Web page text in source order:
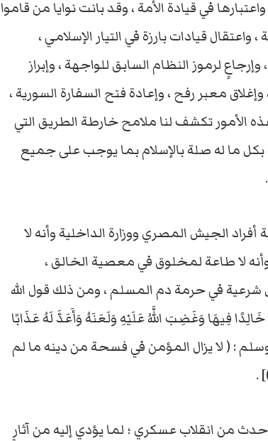
في قيادة الأمة ، وقد بانت نوايا من قاموا
قيادات بارزة في التيار الإسلامي ،
لرموز النظام السابق للواجهة ، وإبراز
معبر رفح ، وإعادة فتح السفارة السورية ،
الأمور تكشف لنا ملامح خارطة الطريق التي
ما له صلة بالإسلام بما يوجب على جميع
الجيش المصري ووزارة الداخلية وأنه لا
لا طاعة لمخلوق في معصية الخالق ،
في حرمة دم المسلم ، ومن ذلك قول الله
فِيهَا وَغَضِبَ اللَّهُ عَلَيْهِ وَلَعَنَهُ وَأَعَدَّ لَهُ عَذَابًا
عليه وآله وسلم : ( لا يزال المؤمن في فسحة من دينه ما لم
من انقلاب عسكري ؛ لما يؤدي إليه من آثارٍ